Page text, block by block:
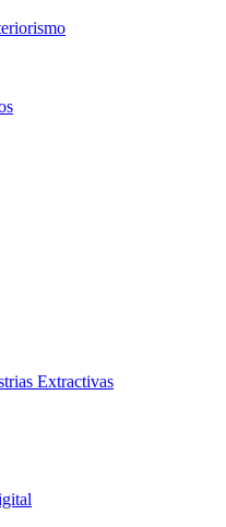
Extractivas